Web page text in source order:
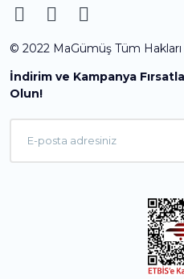
© 2022 MaGümüş Tüm Hakları
İndirim ve Kampanya
Olun!